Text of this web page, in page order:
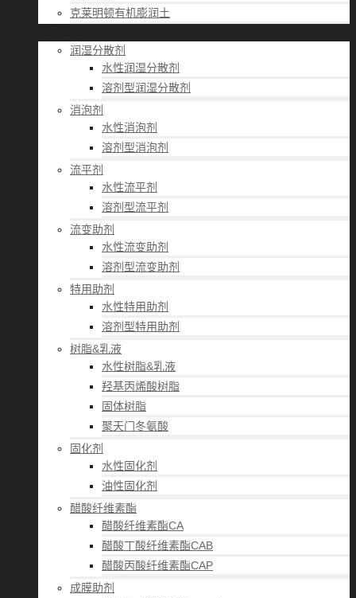
克莱明顿有机膨润土
润湿分散剂
水性润湿分散剂
溶剂型润湿分散剂
消泡剂
水性消泡剂
溶剂型消泡剂
流平剂
水性流平剂
溶剂型流平剂
流变助剂
水性流变助剂
溶剂型流变助剂
特用助剂
水性特用助剂
溶剂型特用助剂
树脂&乳液
水性树脂&乳液
羟基丙烯酸树脂
固体树脂
聚天门冬氨酸
固化剂
水性固化剂
油性固化剂
醋酸纤维素酯
醋酸纤维素酯CA
醋酸丁酸纤维素酯CAB
醋酸丙酸纤维素酯CAP
成膜助剂